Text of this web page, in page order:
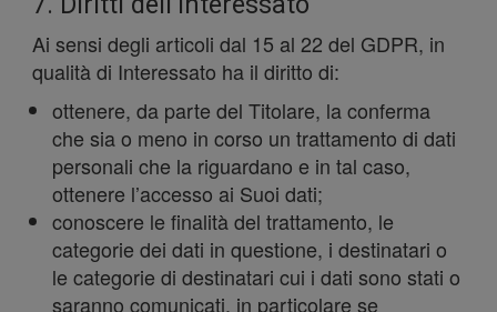
Ai sensi degli articoli dal 15 al 22 del GDPR, in
qualità di Interessato ha il diritto di:
ottenere, da parte del Titolare, la conferma
che sia o meno in corso un trattamento di dati
personali che la riguardano e in tal caso,
ottenere l’accesso ai Suoi dati;
conoscere le finalità del trattamento, le
categorie dei dati in questione, i destinatari o
le categorie di destinatari cui i dati sono stati o
saranno comunicati, in particolare se
traffico.